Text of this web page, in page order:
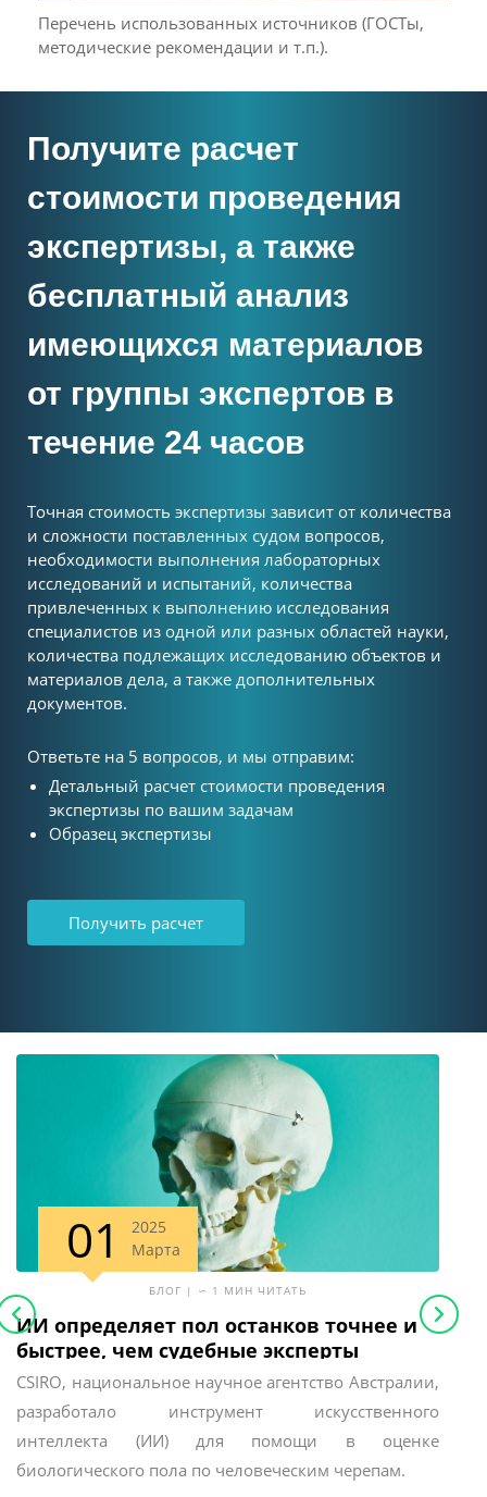
Перечень использованных источников (ГОСТы,
методические рекомендации и т.п.).
Получите расчет
стоимости проведения
экспертизы, а также
бесплатный анализ
имеющихся материалов
от группы экспертов в
течение 24 часов
Точная стоимость экспертизы зависит от количества
и сложности поставленных судом вопросов,
необходимости выполнения лабораторных
исследований и испытаний, количества
привлеченных к выполнению исследования
специалистов из одной или разных областей науки,
количества подлежащих исследованию объектов и
материалов дела, а также дополнительных
документов.
Ответьте на 5 вопросов, и мы отправим:
Детальный расчет стоимости проведения
экспертизы по вашим задачам
Образец экспертизы
Получить расчет
01
2025
Марта
БЛОГ | ∽ 1 МИН ЧИТАТЬ
ИИ определяет пол останков точнее и
быстрее, чем судебные эксперты
CSIRO, национальное научное агентство Австралии,
разработало инструмент искусственного
интеллекта (ИИ) для помощи в оценке
биологического пола по человеческим черепам.